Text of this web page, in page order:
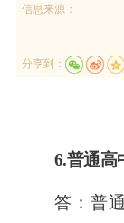
信息来源：
分享到：
6.普通高
答：普